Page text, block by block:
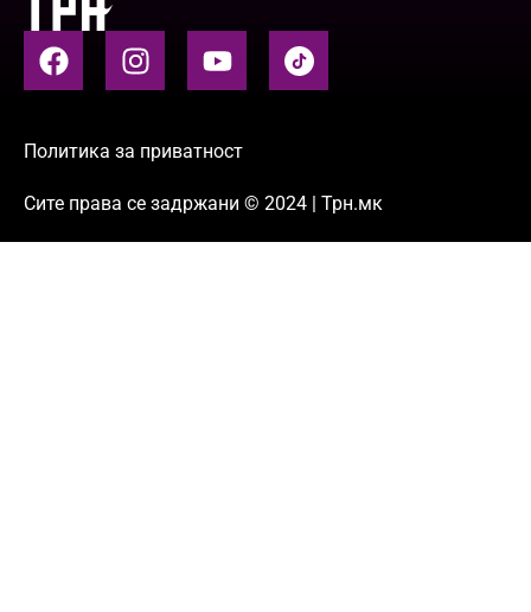
Политика за приватност
Сите права се задржани © 2024 | Трн.мк